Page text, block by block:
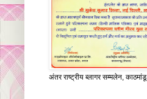
अंतर राष्ट्रीय ब्लागर सम्मलेन, काठमांडू